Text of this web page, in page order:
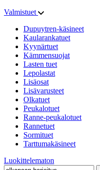
Valmistuet
Dupuytren-käsineet
Kaularankatuet
Kyynärtuet
Kämmensuojat
Lasten tuet
Lepolastat
Lisäosat
Lisävarusteet
Olkatuet
Peukalotuet
Ranne-peukalotuet
Rannetuet
Sormituet
Tarttumakäsineet
Luokittelematon